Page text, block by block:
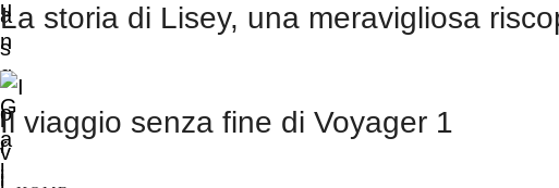
La storia di Lisey, una meravigliosa
Il viaggio senza fine di Voyager 1